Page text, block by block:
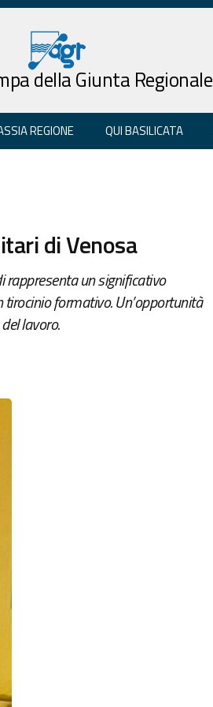
della Giunta Regionale
REGIONE QUI BASILICATA
di Venosa
rappresenta un significativo
tirocinio formativo. Un’opportunità
lavoro.